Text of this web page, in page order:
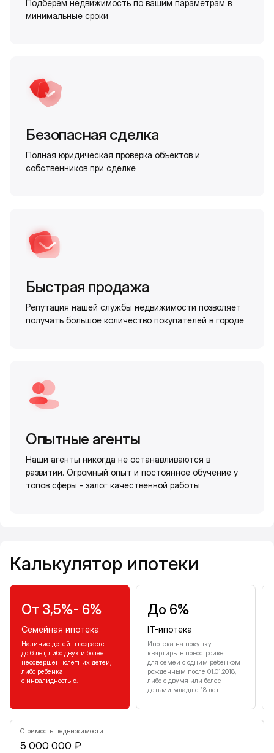
Подберём недвижимость по вашим параметрам в
минимальные сроки
Безопасная сделка
Полная юридическая проверка объектов и
собственников при сделке
Быстрая продажа
Репутация нашей службы недвижимости позволяет
получать большое количество покупателей в городе
Опытные агенты
Наши агенты никогда не останавливаются в
развитии. Огромный опыт и постоянное обучение у
топов сферы - залог качественной работы
Калькулятор ипотеки
От 3,5%- 6%
Семейная ипотека
Наличие детей в возрасте
до 6 лет, либо двух и более
несовершеннолетних детей,
либо ребенка
с инвалидностью.
До 6%
IT-ипотека
Ипотека на покупку
квартиры в новостройке
для семей с одним ребенком
рожденным после 01.01.2018,
либо с двумя или более
детьми младше 18 лет
Стоимость недвижимости